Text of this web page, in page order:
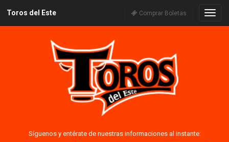
Toros del Este Comprar Boletas
Síguenos y entérate de nuestras informaciones al instante: